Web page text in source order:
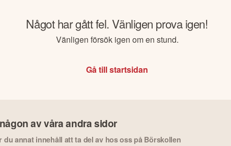
Något har gått fel. Vänligen prova igen!
Vänligen försök igen om en stund.
Gå till startsidan
av våra andra sidor
du annat innehåll att ta del av hos oss på Börskollen